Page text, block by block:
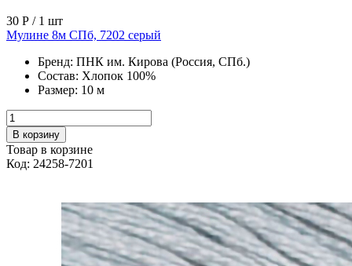
30 Р / 1 шт
Мулине 8м СПб, 7202 серый
Бренд: ПНК им. Кирова (Россия, СПб.)
Состав: Хлопок 100%
Размер: 10 м
В корзину
Товар в корзине
Код: 24258-7201